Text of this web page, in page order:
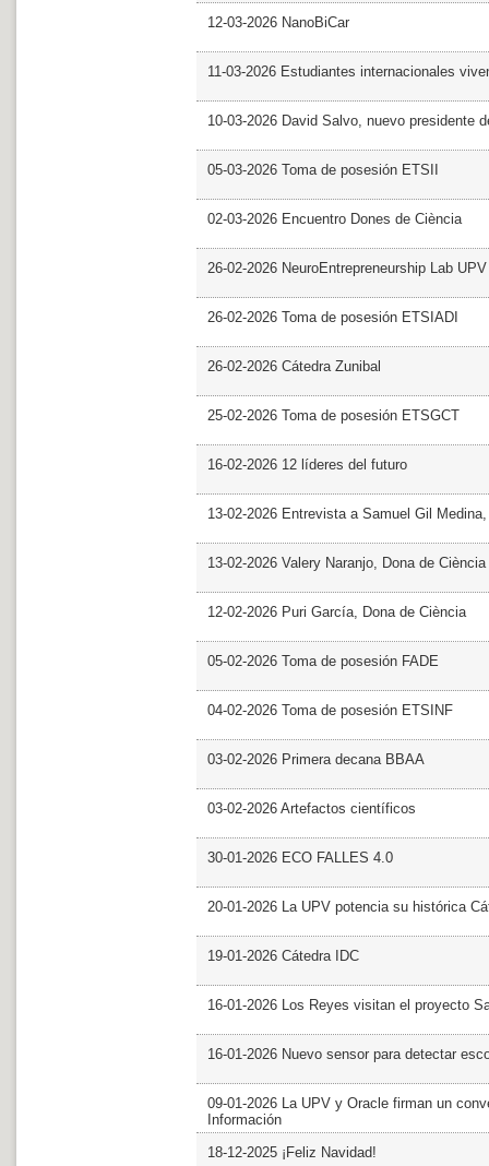
12-03-2026 NanoBiCar
11-03-2026 Estudiantes internacionales
10-03-2026 David Salvo, nuevo presidente
05-03-2026 Toma de posesión ETSII
02-03-2026 Encuentro Dones de Ciència
26-02-2026 NeuroEntrepreneurship Lab UPV
26-02-2026 Toma de posesión ETSIADI
26-02-2026 Cátedra Zunibal
25-02-2026 Toma de posesión ETSGCT
16-02-2026 12 líderes del futuro
13-02-2026 Entrevista a Samuel Gil
13-02-2026 Valery Naranjo, Dona de Ciència
12-02-2026 Puri García, Dona de Ciència
05-02-2026 Toma de posesión FADE
04-02-2026 Toma de posesión ETSINF
03-02-2026 Primera decana BBAA
03-02-2026 Artefactos científicos
30-01-2026 ECO FALLES 4.0
20-01-2026 La UPV potencia su histórica
19-01-2026 Cátedra IDC
16-01-2026 Los Reyes visitan el proyecto
16-01-2026 Nuevo sensor para detectar
09-01-2026 La UPV y Oracle firman un
Información
18-12-2025 ¡Feliz Navidad!